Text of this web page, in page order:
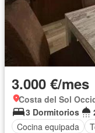
3.000 €/mes
Costa del Sol
3 Dormitorios
Cocina equipada